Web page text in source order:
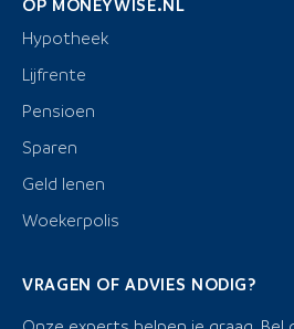
Hypotheek
Lijfrente
Pensioen
Sparen
Geld lenen
Woekerpolis
VRAGEN OF ADVIES NODIG?